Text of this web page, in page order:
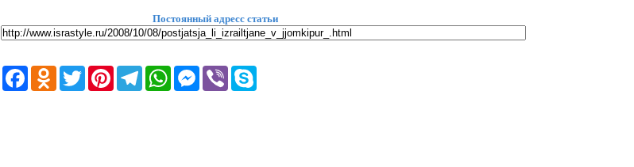
Постоянный адресс статьи
FacebookOdnoklassniki
TwitterPinterestTelegramWhatsAppMessenger
Viber Skype